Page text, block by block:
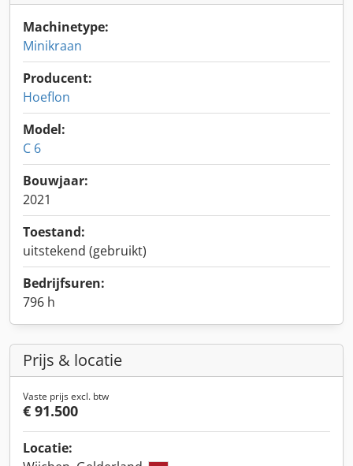
Machinetype:
Minikraan
Producent:
Hoeflon
Model:
C 6
Bouwjaar:
2021
Toestand:
uitstekend (gebruikt)
Bedrijfsuren:
796 h
Prijs & locatie
Vaste prijs excl. btw
€ 91.500
Locatie: